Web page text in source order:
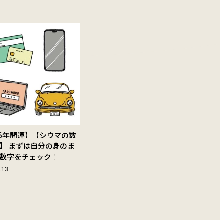
年開運】【シウマの数
まずは自分の身のま
字をチェック！